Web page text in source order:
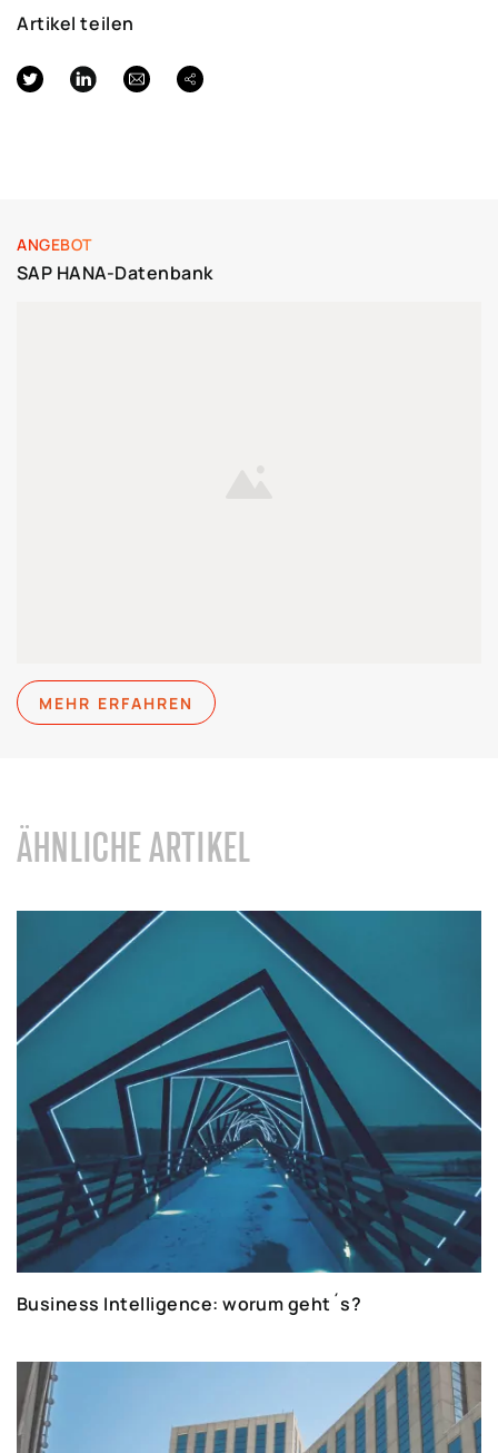
ANGEBOT
SAP HANA-Datenbank
MEHR ERFAHREN
Artikel teilen
ÄHNLICHE ARTIKEL
Business Intelligence: worum geht´s?